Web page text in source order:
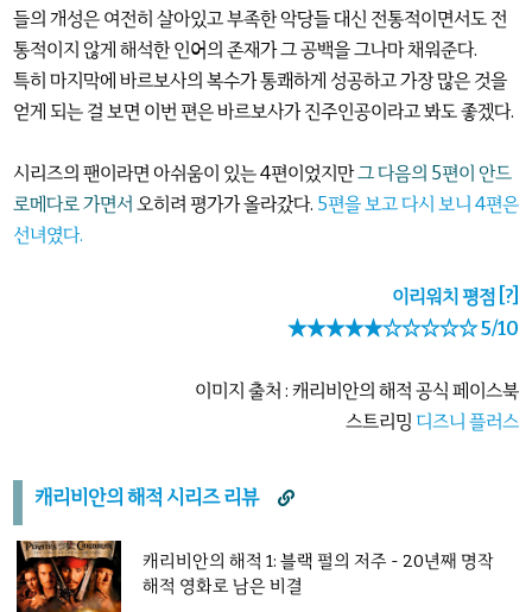
들의 개성은 여전히 살아있고 부족한 악당들 대신 전통적이면서도 전
통적이지 않게 해석한 인어의 존재가 그 공백을 그나마 채워준다.
특히 마지막에 바르보사의 복수가 통쾌하게 성공하고 가장 많은 것을
얻게 되는 걸 보면 이번 편은 바르보사가 진주인공이라고 봐도 좋겠다.
시리즈의 팬이라면 아쉬움이 있는 4편이었지만그 다음의 5편이 안드
로메다로 가면서 오히려 평가가 올라갔다. 5편을 보고 다시 보니 4편은
선녀였다.
이리워치 평점 [?]
★★★★★☆☆☆☆☆ 5/10
이미지 출처 : 캐리비안의 해적 공식 페이스북
스트리밍 디즈니 플러스
캐리비안의 해적 시리즈 리뷰 
캐리비안의 해적 1: 블랙 펄의 저주 - 20년째 명작
해적 영화로 남은 비결